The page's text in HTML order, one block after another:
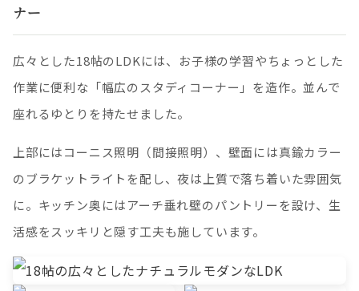
ナー
広々とした18帖のLDKには、お子様の学習やちょっとした
作業に便利な「幅広のスタディコーナー」を造作。並んで
座れるゆとりを持たせました。
上部にはコーニス照明（間接照明）、壁面には真鍮カラー
のブラケットライトを配し、夜は上質で落ち着いた雰囲気
に。キッチン奥にはアーチ垂れ壁のパントリーを設け、生
活感をスッキリと隠す工夫も施しています。